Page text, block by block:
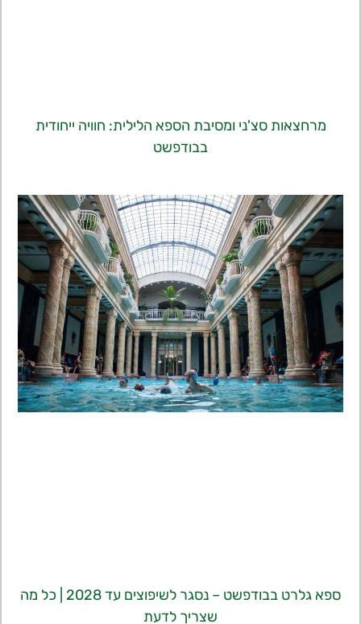
מרחצאות סצ'ני ומסיבת הספא הלילית: חוויה ייחודית
בבודפשט
ספא גלרט בבודפשט – נסגר לשיפוצים עד 2028 | כל מה
שצריך לדעת